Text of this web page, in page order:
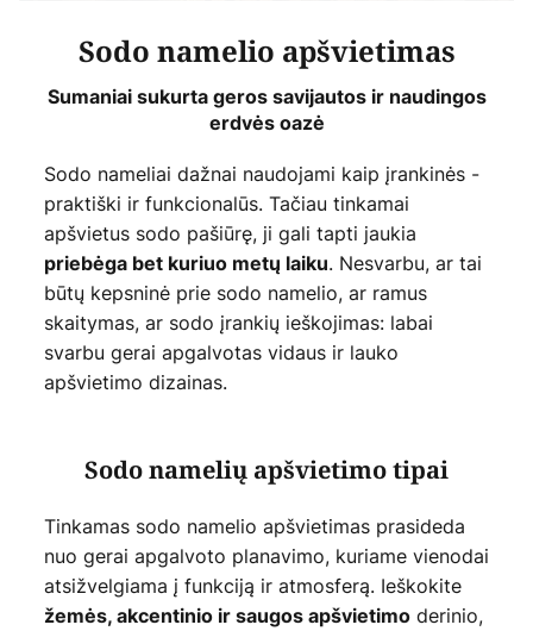
Sodo namelio apšvietimas
Sumaniai sukurta geros savijautos ir naudingos
erdvės oazė
Sodo nameliai dažnai naudojami kaip įrankinės -
praktiški ir funkcionalūs. Tačiau tinkamai
apšvietus sodo pašiūrę, ji gali tapti jaukia
priebėga bet kuriuo metų laiku. Nesvarbu, ar tai
būtų kepsninė prie sodo namelio, ar ramus
skaitymas, ar sodo įrankių ieškojimas: labai
svarbu gerai apgalvotas vidaus ir lauko
apšvietimo dizainas.
Sodo namelių apšvietimo tipai
Tinkamas sodo namelio apšvietimas prasideda
nuo gerai apgalvoto planavimo, kuriame vienodai
atsižvelgiama į funkciją ir atmosferą. Ieškokite
žemės, akcentinio ir saugos apšvietimoderinio,